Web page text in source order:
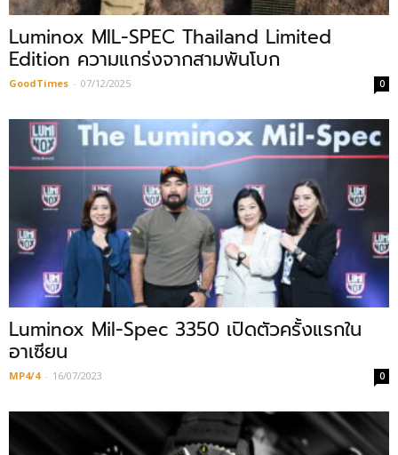
Luminox MIL-SPEC Thailand Limited
Edition ความแกร่งจากสามพันโบก
GoodTimes - 07/12/2025 0
Luminox Mil-Spec 3350 เปิดตัวครั้งแรกใน
อาเซียน
MP4/4 - 16/07/2023 0